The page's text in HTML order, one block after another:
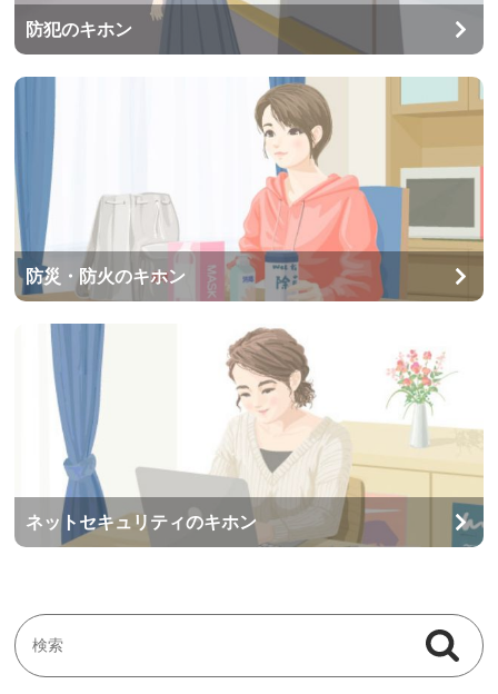
検索キーワード入力
検索
防犯のキホン
防災・防火のキホン
ネットセキュリティのキホン